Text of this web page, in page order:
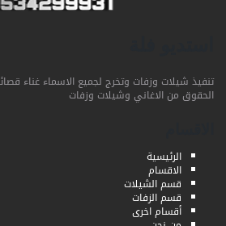
تنفيذ شيلات وزفات وتخرج لجميع الاسماء غناء
الحقوق من الاغاني وشيلات وزفات
الرئيسية
الاقسام
قسم الشيلات
قسم الزفات
أقسام اخرى